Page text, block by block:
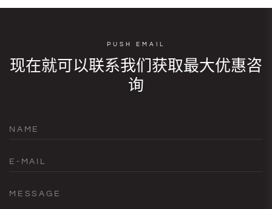
PUSH EMAIL
现在就可以联系我们获取最大优惠咨
询
NAME
E-MAIL
MESSAGE